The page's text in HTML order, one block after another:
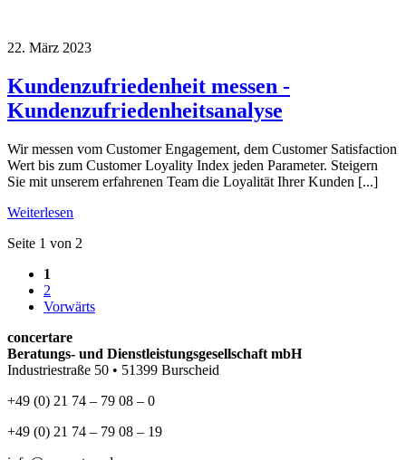
22. März 2023
Kundenzufriedenheit messen -
Kundenzufriedenheitsanalyse
Wir messen vom Customer Engagement, dem Customer Satisfaction
Wert bis zum Customer Loyality Index jeden Parameter. Steigern
Sie mit unserem erfahrenen Team die Loyalität Ihrer Kunden [...]
Weiterlesen
Seite 1 von 2
1
2
Vorwärts
concertare
Beratungs- und Dienstleistungsgesellschaft mbH
Industriestraße 50 • 51399 Burscheid
+49 (0) 21 74 – 79 08 – 0
+49 (0) 21 74 – 79 08 – 19